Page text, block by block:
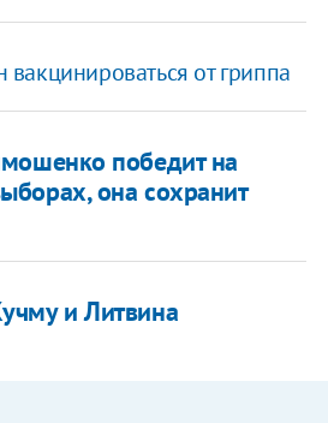
от гриппа
победит на
она сохранит
и Литвина